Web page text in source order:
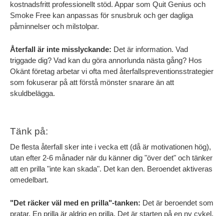
kostnadsfritt professionellt stöd. Appar som Quit Genius och
Smoke Free kan anpassas för snusbruk och ger dagliga
påminnelser och milstolpar.
Återfall är inte misslyckande: Det är information. Vad
triggade dig? Vad kan du göra annorlunda nästa gång? Hos
Okänt företag arbetar vi ofta med återfallspreventionsstrategier
som fokuserar på att förstå mönster snarare än att
skuldbelägga.
Tänk på:
De flesta återfall sker inte i vecka ett (då är motivationen hög),
utan efter 2-6 månader när du känner dig "över det" och tänker
att en prilla "inte kan skada". Det kan den. Beroendet aktiveras
omedelbart.
"Det räcker väl med en prilla"-tanken: Det är beroendet som
pratar. En prilla är aldrig en prilla. Det är starten på en ny cykel.